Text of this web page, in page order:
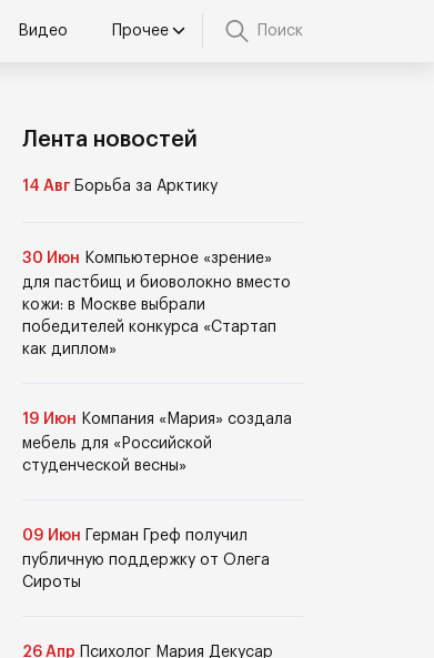
Видео Прочее Поиск
Лента новостей
14 Авг Борьба за Арктику
30 Июн Компьютерное «зрение»
для пастбищ и биоволокно вместо
кожи: в Москве выбрали
победителей конкурса «Стартап
как диплом»
19 Июн Компания «Мария» создала
мебель для «Российской
студенческой весны»
09 Июн
Герман Греф получил
публичную поддержку от Олега
Сироты
26 Апр
Психолог Мария Декусар